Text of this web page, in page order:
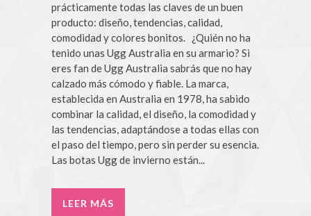
prácticamente todas las claves de un buen
producto: diseño, tendencias, calidad,
comodidad y colores bonitos. ¿Quién no ha
tenido unas Ugg Australia en su armario? Si
eres fan de Ugg Australia sabrás que no hay
calzado más cómodo y fiable. La marca,
establecida en Australia en 1978, ha sabido
combinar la calidad, el diseño, la comodidad y
las tendencias, adaptándose a todas ellas con
el paso del tiempo, pero sin perder su esencia.
Las botas Ugg de invierno están...
LEER MÁS